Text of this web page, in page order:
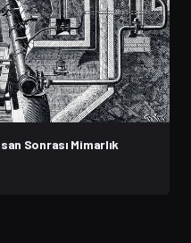
Sonrası Mimarlık